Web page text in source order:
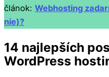
článok: Webhosting
nie)?
14 najlepších
WordPress